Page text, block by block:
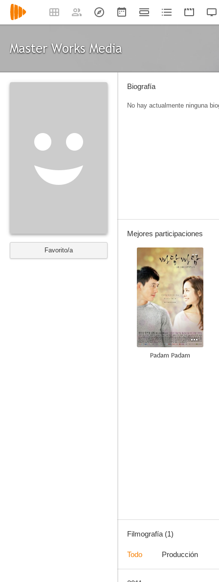
Master Works Media
Favorito/a
Biografía
No hay actualmente ninguna
Mejores participaciones
--
Padam Padam
Filmografía (1)
Todo Producción